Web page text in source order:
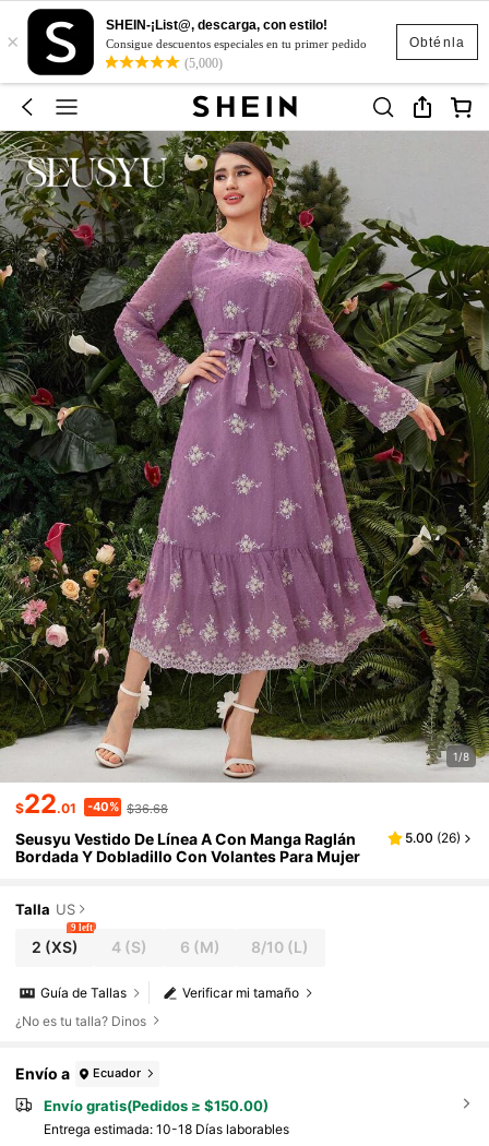
Obténla
×
SHEIN-¡List@, descarga, con estilo!
Consigue descuentos especiales en tu primer pedido
(5,000)
1/8
$22.01 -40% $36.68
Seusyu Vestido De Línea A Con Manga Raglán
Bordada Y Dobladillo Con Volantes Para Mujer
5.00 (26)
Talla US
2 (XS)
9 left
4(S) 6 (M) 8/10 (L)
Verificar mi tamaño
Guía de Tallas
¿No es tu talla? Dinos
Envío a Ecuador
Envío gratis(Pedidos ≥ $150.00)
Entrega estimada: 10-18 Días laborables